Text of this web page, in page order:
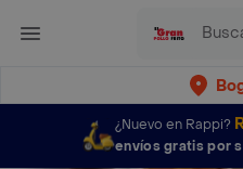
¿Nuevo en Rappi?
envíos gratis por